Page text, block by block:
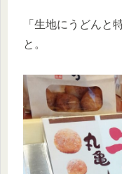
「生地にうどんと
と。